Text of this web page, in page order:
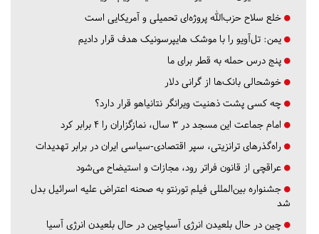
خلع سلاح حزب‌الله پروژه‌ای تحمیلی و آمریکایی است
یمن: تل‌آویو را با موشک هایپرسونیک هدف قرار دادیم
پنج درس‌ حمله به قطر برای ما
خوشحالی بانک‌ها از گرانی دلار
چه کسی پشت ذهنیت ویرانگر نتانیاهو قرار دارد؟
امام جماعت این مسجد در ۳ سال، نمازگزاران را ۴ برابر کرد
راه‌گذرهای ترانزیتی، سپر اقتصادی-سیاسی ایران در برابر تهدیدات
عراقچی از قانون فراتر رود، مجازات و استیضاح می‌شود
جشنواره بین‌المللی فیلم تورنتو به صحنه اعتراض علیه اسرائیل بدل
شد
چین در حال بلعیدن انرژی آسیاچین در حال بلعیدن انرژی آسیا